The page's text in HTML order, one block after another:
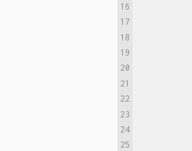
16
17
18
19
20
21
22
23
24
25